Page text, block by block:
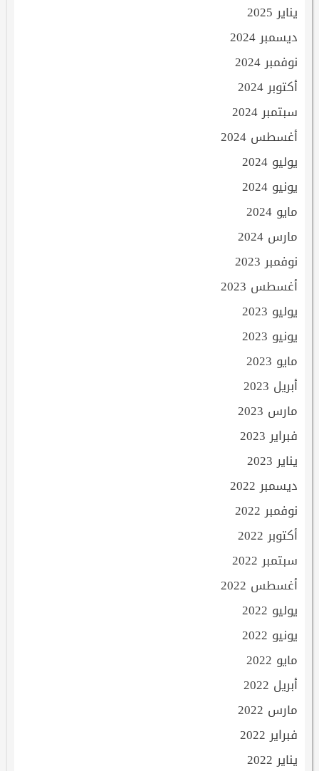
يناير 2025
ديسمبر 2024
نوفمبر 2024
أكتوبر 2024
سبتمبر 2024
أغسطس 2024
يوليو 2024
يونيو 2024
مايو 2024
مارس 2024
نوفمبر 2023
أغسطس 2023
يوليو 2023
يونيو 2023
مايو 2023
أبريل 2023
مارس 2023
فبراير 2023
يناير 2023
ديسمبر 2022
نوفمبر 2022
أكتوبر 2022
سبتمبر 2022
أغسطس 2022
يوليو 2022
يونيو 2022
مايو 2022
أبريل 2022
مارس 2022
فبراير 2022
يناير 2022